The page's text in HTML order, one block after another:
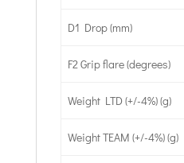
D1 Drop (mm)
F2 Grip flare (degrees)
Weight LTD (+/-4%) (g)
Weight TEAM (+/-4%) (g)